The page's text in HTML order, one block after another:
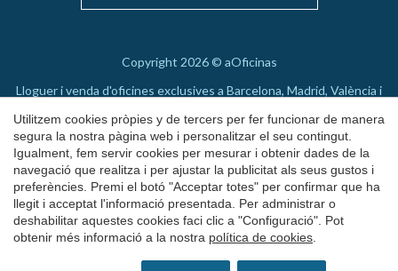
Copyright 2026 © aOficinas
Lloguer i venda d'oficines exclusives a Barcelona, Madrid, València i
AICAT 6388
Nota Legal
Política de Cookies
byiEstrategic
Utilitzem cookies pròpies y de tercers per fer funcionar de manera
segura la nostra pàgina web i personalitzar el seu contingut.
Igualment, fem servir cookies per mesurar i obtenir dades de la
navegació que realitza i per ajustar la publicitat als seus gustos i
preferències. Premi el botó "Acceptar totes" per confirmar que ha
llegit i acceptat l'informació presentada. Per administrar o
deshabilitar aquestes cookies faci clic a "Configuració". Pot
obtenir més informació a la nostra política de cookies